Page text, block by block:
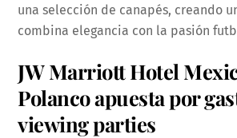
una selección de canapés, creando
combina elegancia con la pasión
JW Marriott Hotel
Polanco apuesta por
viewing parties